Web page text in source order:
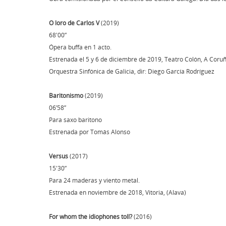
O loro de Carlos V(2019)
68'00”
Ópera buffa en 1 acto.
Estrenada el 5 y 6 de diciembre de 2019, Teatro Colón, A
Orquestra Sinfónica de Galicia, dir: Diego García Rodríguez
Baritonismo(2019)
06’58”
Para saxo baritono
Estrenada por Tomás Alonso
Versus(2017)
15'30”
Para 24 maderas y viento metal.
Estrenada en noviembre de 2018, Vitoria, (Alava)
For whom the idiophones toll?(2016)